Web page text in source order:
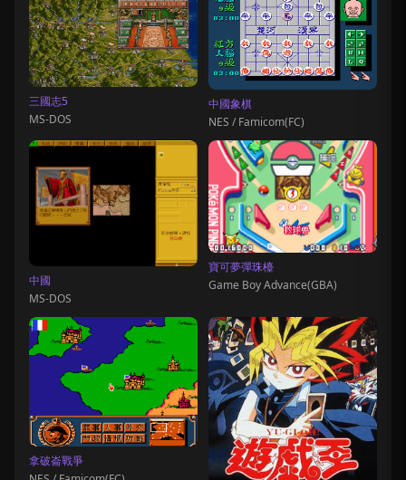
三國志5
MS-DOS
中國象棋
NES / Famicom(FC)
中國
MS-DOS
寶可夢彈珠檯
Game Boy Advance(GBA)
拿破崙戰爭